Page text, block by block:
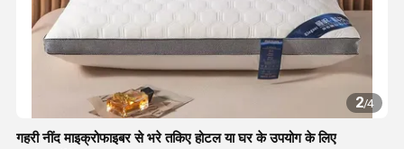
2/4
गहरी नींद माइक्रोफाइबर से भरे तकिए होटल या घर के उपयोग के लिए